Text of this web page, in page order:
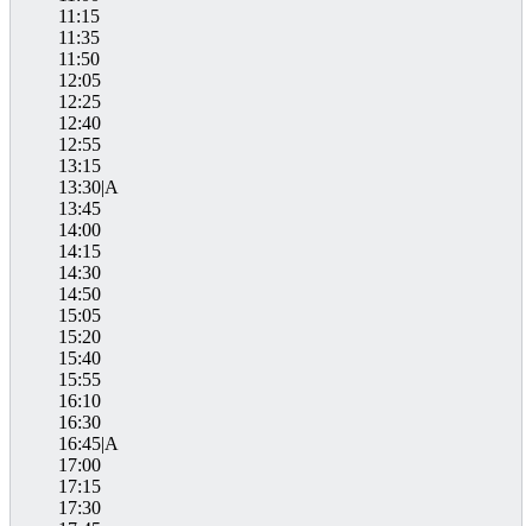
11:15
11:35
11:50
12:05
12:25
12:40
12:55
13:15
13:30|A
13:45
14:00
14:15
14:30
14:50
15:05
15:20
15:40
15:55
16:10
16:30
16:45|A
17:00
17:15
17:30